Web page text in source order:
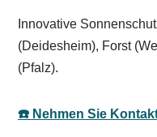
Innovative
(Deidesheim), Forst
(Pfalz).
☎️ Nehmen Sie